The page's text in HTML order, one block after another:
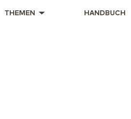
THEMEN HANDBUCH